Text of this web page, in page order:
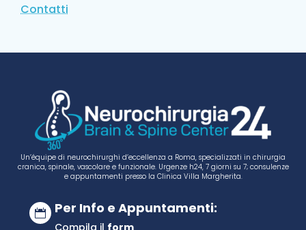
Contatti
Un’équipe di neurochirurghi d’eccellenza a Roma, specializzati in chirurgia
cranica, spinale, vascolare e funzionale. Urgenze h24, 7 giorni su 7; consulenze
e appuntamenti presso la Clinica Villa Margherita.
 Per Info e Appuntamenti:
Compila il form